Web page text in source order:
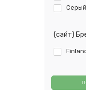
Серый
(сайт)